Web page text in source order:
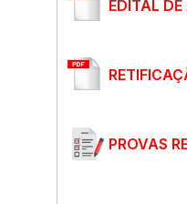
EDITAL
PROVAS